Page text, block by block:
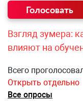
Взгляд зумера:
влияют на
Всего
Открыть отдельно
Все опросы